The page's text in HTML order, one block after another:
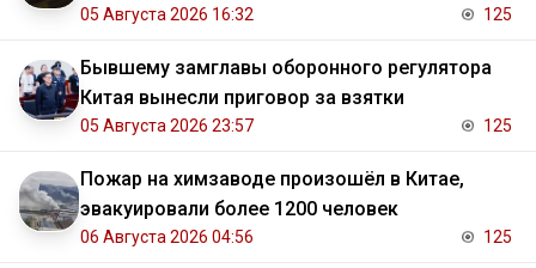
05 Августа 2026 16:32 125
Бывшему замглавы оборонного регулятора
Китая вынесли приговор за взятки
05 Августа 2026 23:57 125
Пожар на химзаводе произошёл в Китае,
эвакуировали более 1200 человек
06 Августа 2026 04:56 125